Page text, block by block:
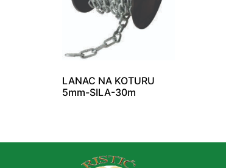
LANAC NA KOTURU
5mm-SILA-30m